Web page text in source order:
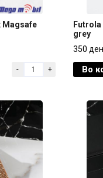
Magsafe
- +
Futrola
350 ден
grey
350 ден
Во